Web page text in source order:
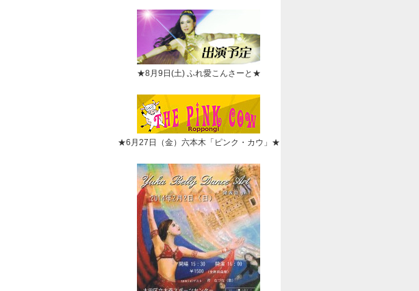
★8月9日(土) ふれ愛こんさーと★
★6月27日（金）六本木「ピンク・カウ」★